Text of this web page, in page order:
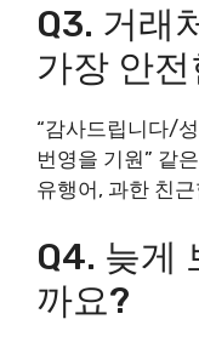
Q3. 거래
가장 안
“감사드립니다/
번영을 기원” 같
유행어, 과한 친
Q4. 늦게
까요?